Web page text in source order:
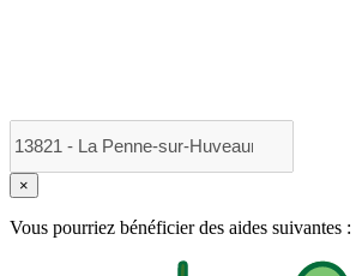
×
Vous pourriez bénéficier des aides suivantes :